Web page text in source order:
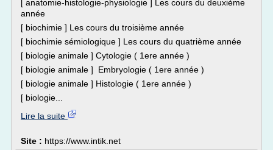
[ anatomie-histologie-physiologie ] Les cours du deuxième
année
[ biochimie ] Les cours du troisième année
[ biochimie sémiologique ] Les cours du quatrième année
[ biologie animale ] Cytologie ( 1ere année )
[ biologie animale ] Embryologie ( 1ere année )
[ biologie animale ] Histologie ( 1ere année )
[ biologie...
Lire la suite
Site : https://www.intik.net